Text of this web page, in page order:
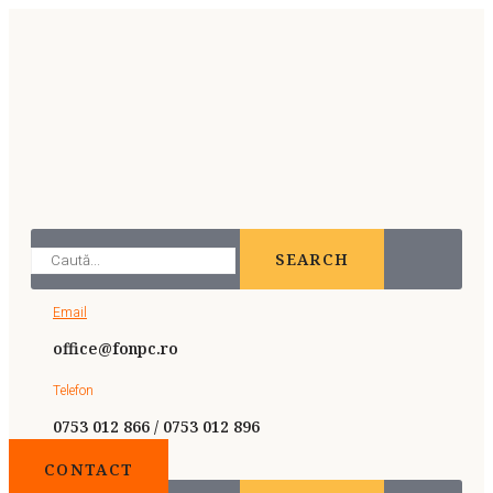
SEARCH
Email
office@fonpc.ro
Telefon
0753 012 866 / 0753 012 896
CONTACT